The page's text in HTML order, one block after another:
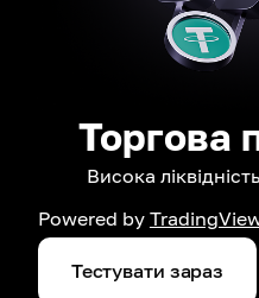
Торгова
Висока
Powered by
Тестувати зараз